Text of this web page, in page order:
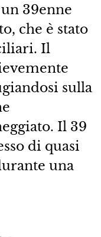
39enne
che è stato
Il
sulla
Il 39
di quasi
una